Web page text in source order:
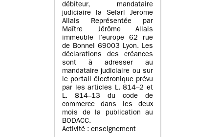
débiteur, mandataire
judiciaire la Selarl Jerome
Allais Représentée par
Maître Jérôme Allais
immeuble l’europe 62 rue
de Bonnel 69003 Lyon. Les
déclarations des créances
sont à adresser au
mandataire judiciaire ou sur
le portail électronique prévu
par les articles L. 814–2 et
L. 814–13 du code de
commerce dans les deux
mois de la publication au
BODACC.
Activité : enseignement